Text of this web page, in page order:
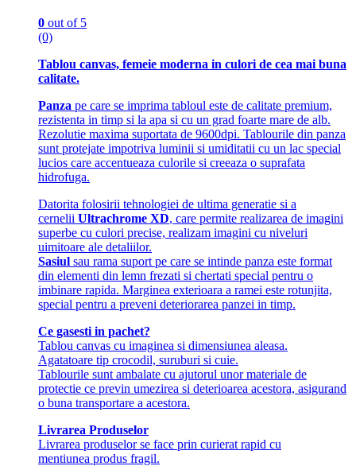
0 out of 5
(0)
Tablou canvas, femeie moderna in culori de cea mai buna
calitate.
Panza pe care se imprima tabloul este de calitate premium,
rezistenta in timp si la apa si cu un grad foarte mare de alb.
Rezolutie maxima suportata de 9600dpi. Tablourile din panza
sunt protejate impotriva luminii si umiditatii cu un lac special
lucios care accentueaza culorile si creeaza o suprafata
hidrofuga.
Datorita folosirii tehnologiei de ultima generatie si a
cernelii Ultrachrome XD, care permite realizarea de imagini
superbe cu culori precise, realizam imagini cu niveluri
uimitoare ale detaliilor.
Sasiul sau rama suport pe care se intinde panza este format
din elementi din lemn frezati si chertati special pentru o
imbinare rapida. Marginea exterioara a ramei este rotunjita,
special pentru a preveni deteriorarea panzei in timp.
Ce gasesti in pachet?
Tablou canvas cu imaginea si dimensiunea aleasa.
Agatatoare tip crocodil, suruburi si cuie.
Tablourile sunt ambalate cu ajutorul unor materiale de
protectie ce previn umezirea si deterioarea acestora, asigurand
o buna transportare a acestora.
Livrarea Produselor
Livrarea produselor se face prin curierat rapid cu
mentiunea produs fragil.